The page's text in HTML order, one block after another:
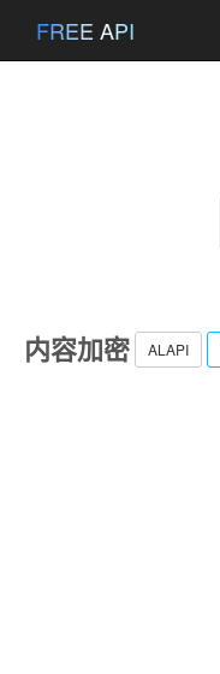
FREE API
内容加密 ALAPI